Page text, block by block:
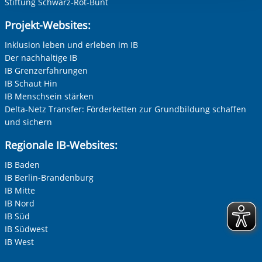
Projekt-Websites:
Inklusion leben und erleben im IB
Der nachhaltige IB
IB Grenzerfahrungen
IB Schaut Hin
IB Menschsein stärken
Delta-Netz Transfer: Förderketten zur Grundbildung schaffen
und sichern
Regionale IB-Websites:
IB Baden
IB Berlin-Brandenburg
IB Mitte
IB Nord
IB Süd
IB Südwest
IB West